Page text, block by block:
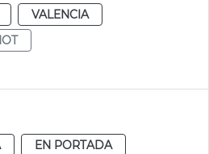
VALENCIA
EN PORTADA